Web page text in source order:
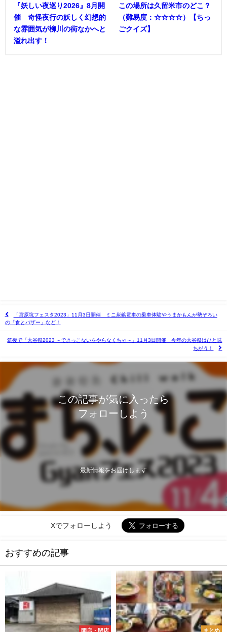
『妖しい夜巡り2026』8月開
催 奇怪夜行の妖しく幻想的
な雰囲気が柳川の街なかへと
溢れ出す！
この場所は久留米市のどこ？
（難易度：☆☆☆☆）【ちっ
ごクイズ】
「宮原坑フェスタ2023」11月3日開催 ミニ炭鉱電車の乗車体験やうまかもんが勢ぞろい
の「食とバザー」など！
筑後で「大谷祭2023 ～できっこないをやらなくちゃ～」11月3日開催 今年の大谷祭はひと味
ちがう！
この記事が気に入ったら
フォローしよう
最新情報をお届けします
Xでフォローしよう
おすすめの記事
開店・閉店 まとめ